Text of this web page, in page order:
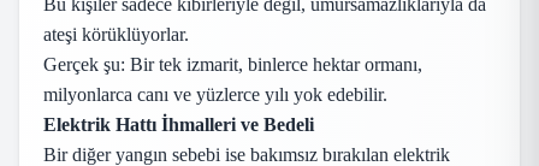
Bu kişiler sadece kibirleriyle değil, umursamazlıklarıyla da
ateşi körüklüyorlar.
Gerçek şu: Bir tek izmarit, binlerce hektar ormanı,
milyonlarca canı ve yüzlerce yılı yok edebilir.
Elektrik Hattı İhmalleri ve Bedeli
Bir diğer yangın sebebi ise bakımsız bırakılan elektrik